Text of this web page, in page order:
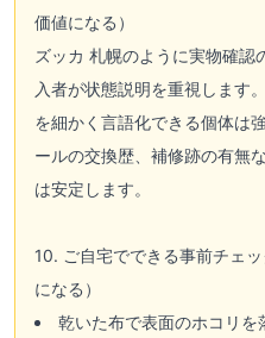
価値になる）
ズッカ 札幌のように実物確認
入者が状態説明を重視します
を細かく言語化できる個体は
ールの交換歴、補修跡の有無
は安定します。
10. ご自宅でできる事前チェ
になる）
乾いた布で表面のホコリ